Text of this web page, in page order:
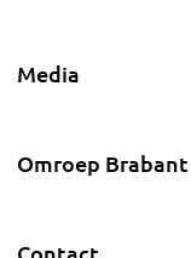
Media
Omroep Brabant